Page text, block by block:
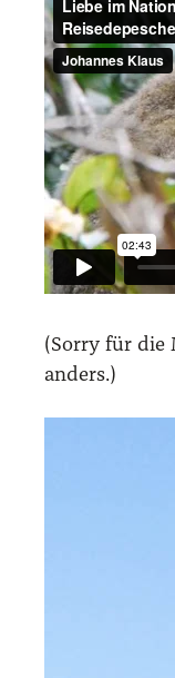
(Sor­ry für die
anders.)